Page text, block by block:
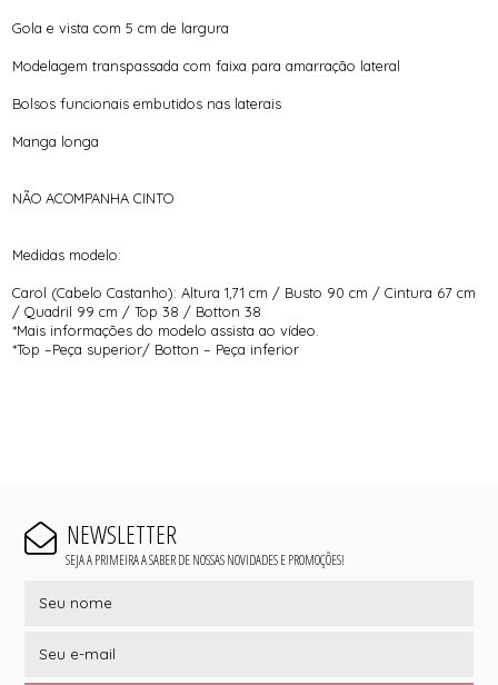
Gola e vista com 5 cm de largura
Modelagem transpassada com faixa para amarração lateral
Bolsos funcionais embutidos nas laterais
Manga longa
NÃO ACOMPANHA CINTO
Medidas modelo:
Carol (Cabelo Castanho): Altura 1,71 cm / Busto 90 cm / Cintura 67 cm
/ Quadril 99 cm / Top 38 / Botton 38
*Mais informações do modelo assista ao vídeo.
*Top –Peça superior/ Botton – Peça inferior
NEWSLETTER
SEJA A PRIMEIRA A SABER DE NOSSAS NOVIDADES E PROMOÇÕES!